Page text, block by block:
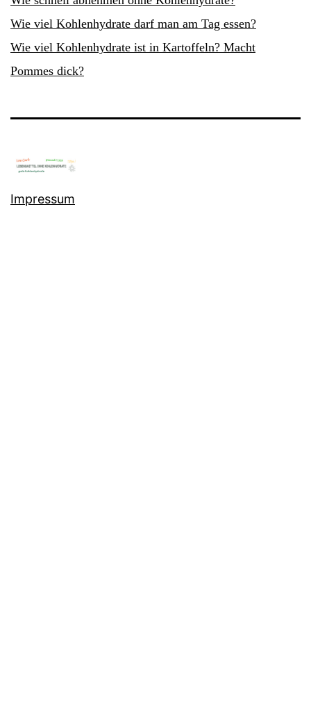
Wie viel Kohlenhydrate darf man am Tag essen?
Wie viel Kohlenhydrate ist in Kartoffeln? Macht
Pommes dick?
Impressum